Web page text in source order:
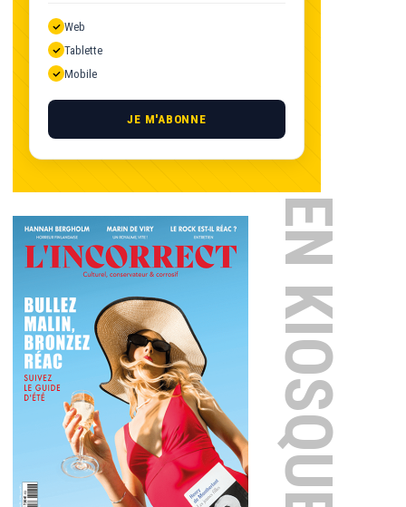
Web
Tablette
Mobile
JE M'ABONNE
EN KIOSQUE